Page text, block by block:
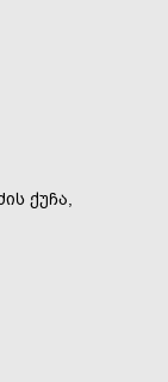
ქუჩა,